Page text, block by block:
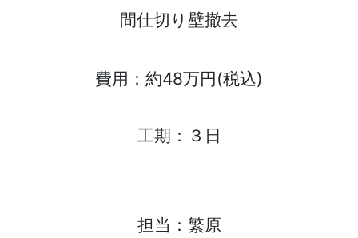
間仕切り壁撤去
費用： 約48万円(税込)
工期： ３日
担当： 繁原